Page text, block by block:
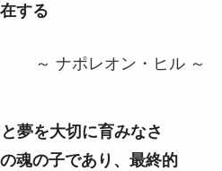
する
～ ナポレオン・ヒル ～
夢を大切に育みなさ
魂の子であり、最終的